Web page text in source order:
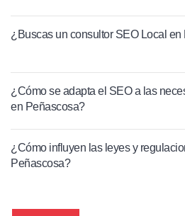
¿Buscas un consultor SEO Local en
¿Cómo se adapta el SEO a las
en Peñascosa?
¿Cómo influyen las leyes y
Peñascosa?